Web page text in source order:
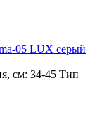
05 LUX серый
см: 34-45 Тип